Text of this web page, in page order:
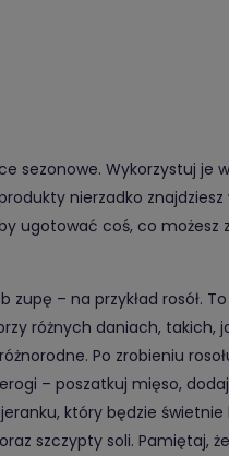
sezonowe. Wykorzystuj je
nierzadko
ugotować coś, co możesz
– na przykład rosół.
różnych daniach, takich,
Po zrobieniu
– poszatkuj mięso,
który będzie
szczypty soli. Pamiętaj,